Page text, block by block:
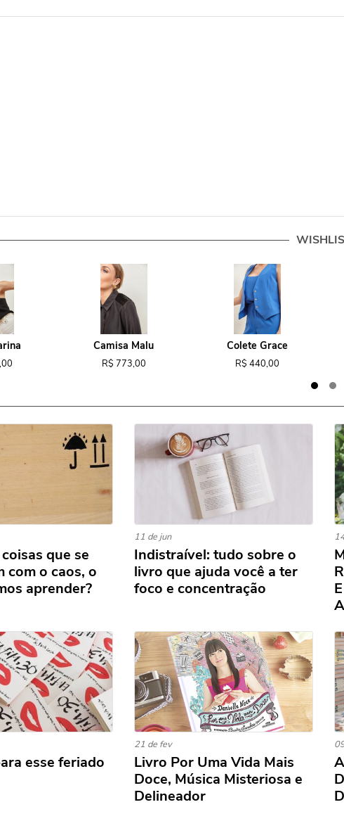
Camisa Malu
R$ 773,00
Colete Grace
R$ 440,00
que se
com o caos, o
aprender?
11 de jun
Indistraível: tudo sobre o
livro que ajuda você a ter
foco e concentração
esse feriado
21 de fev
Livro Por Uma Vida Mais
Doce, Música Misteriosa e
Delineador